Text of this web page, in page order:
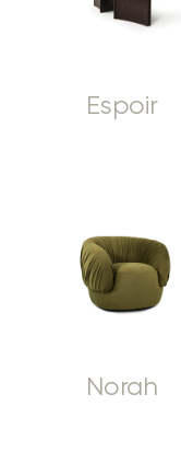
Espoir
Norah